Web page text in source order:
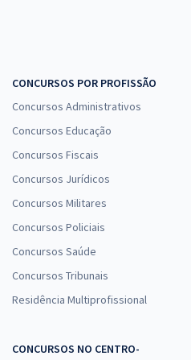
CONCURSOS POR PROFISSÃO
Concursos Administrativos
Concursos Educação
Concursos Fiscais
Concursos Jurídicos
Concursos Militares
Concursos Policiais
Concursos Saúde
Concursos Tribunais
Residência Multiprofissional
CONCURSOS NO CENTRO-